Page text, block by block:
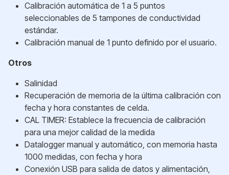
Calibración automática de 1 a 5 puntos
seleccionables de 5 tampones de conductividad
estándar.
Calibración manual de 1 punto definido por el usuario.
Otros
Salinidad
Recuperación de memoria de la última calibración con
fecha y hora constantes de celda.
CAL TIMER: Establece la frecuencia de calibración
para una mejor calidad de la medida
Datalogger manual y automático, con memoria hasta
1000 medidas, con fecha y hora
Conexión USB para salida de datos y alimentación,